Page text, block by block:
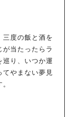
三度の飯と酒を
当たったらラ
巡り、いつか運
てやまない夢見